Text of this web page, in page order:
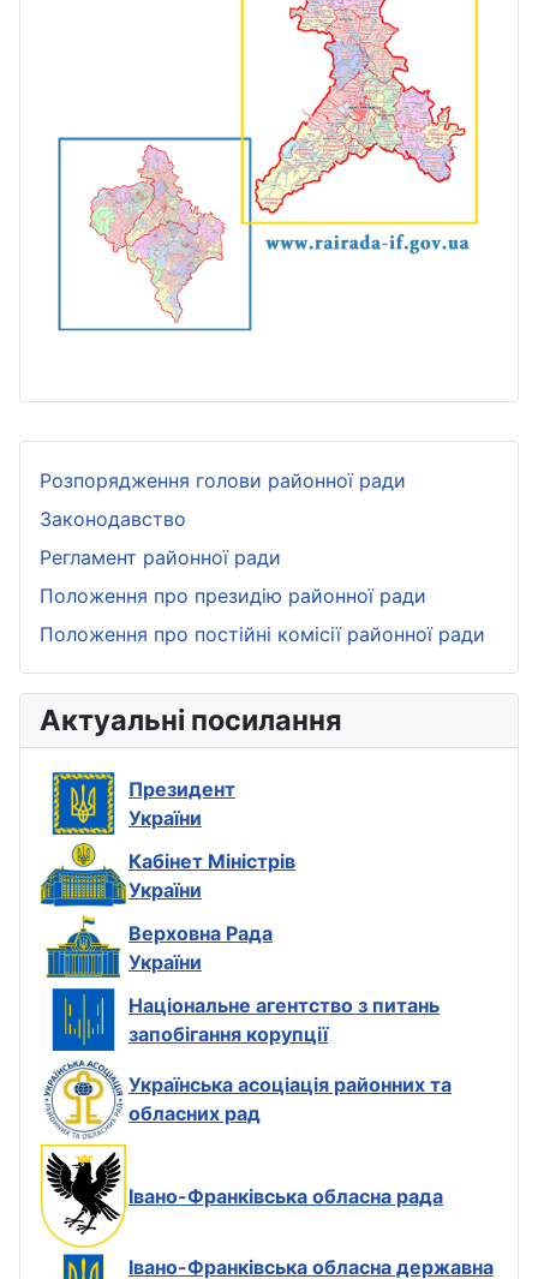
Розпорядження голови районної ради
Законодавство
Регламент районної ради
Положення про президію районної ради
Положення про постійні комісії районної ради
Актуальні посилання
Президент
України
Кабінет Міністрів
України
Верховна Рада
України
Національне агентство з питань
запобігання корупції
Українська асоціація районних та
обласних рад
Івано-Франківська обласна рада
Івано-Франківська обласна державна